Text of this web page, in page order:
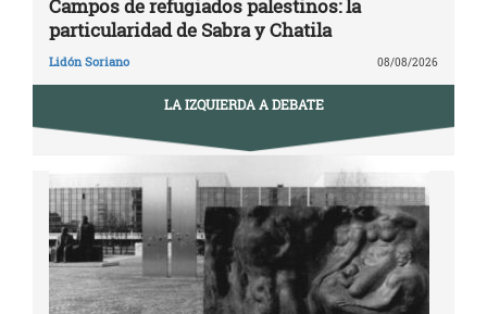
Campos de refugiados palestinos: la
particularidad de Sabra y Chatila
Lidón Soriano 08/08/2026
LA IZQUIERDA A DEBATE